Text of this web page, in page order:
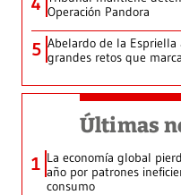
Operación Pandora
5 Abelardo de la Espriella
grandes retos que
Últimas
1 La economía global
año por patrones
consumo